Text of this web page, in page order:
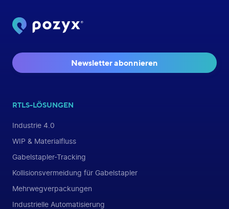
Newsletter abonnieren
RTLS-LÖSUNGEN
Industrie 4.0
WIP & Materialfluss
Gabelstapler-Tracking
Kollisionsvermeidung für Gabelstapler
Mehrwegverpackungen
Industrielle Automatisierung